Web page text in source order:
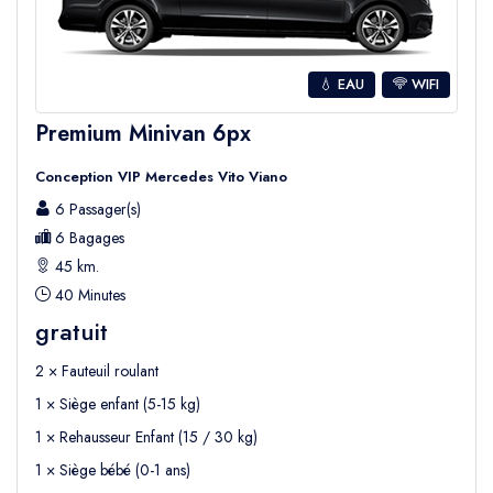
réservation pour obtenir un tarif instantané.
Comment réserver un transfert vers Belek
Réserver votretransfert de l’aéroport
d’Antalya à Belek avec Seja Group Travel
est simple et rapide.
Suivez ces étapes :
Entrez votre lieu de prise en charge et
Après la réservation, vous recevrez
de confirmation contenant tous les détails
de votre transfert
💧 EAU WIFI
Premium Minivan 6px
Conception VIP Mercedes Vito Viano
6 Passager(s)
6 Bagages
45 km.
40 Minutes
gratuit
2 × Fauteuil roulant
1 × Siège enfant (5-15 kg)
1 × Rehausseur Enfant (15 / 30 kg)
1 × Siège bébé (0-1 ans)